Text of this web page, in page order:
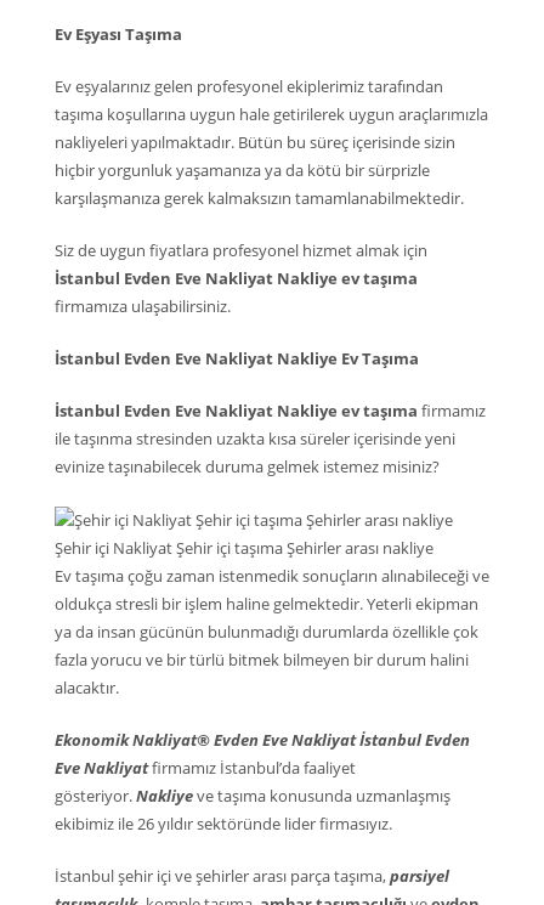
Ev Eşyası Taşıma
Ev eşyalarınız gelen profesyonel ekiplerimiz tarafından
taşıma koşullarına uygun hale getirilerek uygun araçlarımızla
nakliyeleri yapılmaktadır. Bütün bu süreç içerisinde sizin
hiçbir yorgunluk yaşamanıza ya da kötü bir sürprizle
karşılaşmanıza gerek kalmaksızın tamamlanabilmektedir.
Siz de uygun fiyatlara profesyonel hizmet almak için
İstanbul Evden Eve Nakliyat Nakliye ev taşıma
firmamıza ulaşabilirsiniz.
İstanbul Evden Eve Nakliyat Nakliye Ev Taşıma
İstanbul Evden Eve Nakliyat Nakliye ev taşıma firmamız
ile taşınma stresinden uzakta kısa süreler içerisinde yeni
evinize taşınabilecek duruma gelmek istemez misiniz?
Şehir içi Nakliyat Şehir içi taşıma Şehirler arası nakliye
Ev taşıma çoğu zaman istenmedik sonuçların alınabileceği ve
oldukça stresli bir işlem haline gelmektedir. Yeterli ekipman
ya da insan gücünün bulunmadığı durumlarda özellikle çok
fazla yorucu ve bir türlü bitmek bilmeyen bir durum halini
alacaktır.
Ekonomik Nakliyat® Evden Eve Nakliyat İstanbul Evden
Eve Nakliyatfirmamız İstanbul’da faaliyet
gösteriyor.Nakliyeve taşıma konusunda uzmanlaşmış
ekibimiz ile 26 yıldır sektöründe lider firmasıyız.
İstanbul şehir içi ve şehirler arası parça taşıma,parsiyel